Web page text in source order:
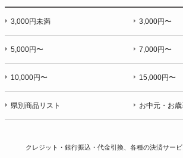
3,000円未満 3,000円〜
5,000円〜 7,000円〜
10,000円〜 15,000円〜
県別商品リスト お中元・お
クレジット・銀行振込・代金引換、各種の決済サー